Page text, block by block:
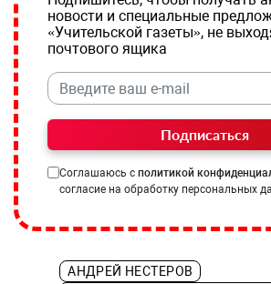
новости и специальные
«Учительской газеты», не
почтового ящика
Подписаться
Соглашаюсь с политикой
согласие на обработку персональных
АНДРЕЙ НЕСТЕРОВ